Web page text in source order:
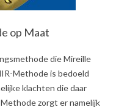
op Maat
die Mireille
Methode is bedoeld
klachten die daar
zorgt er namelijk